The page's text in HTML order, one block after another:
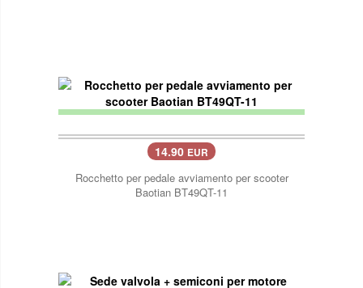
14.90 EUR
Rocchetto per pedale avviamento per scooter
Baotian BT49QT-11